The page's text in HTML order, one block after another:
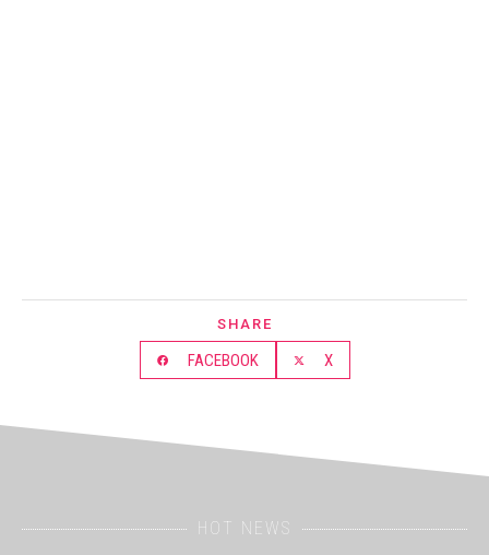
SHARE
FACEBOOK X
HOT NEWS